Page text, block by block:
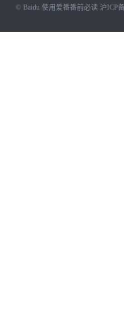
© Baidu 使用爱番番前必读 沪ICP